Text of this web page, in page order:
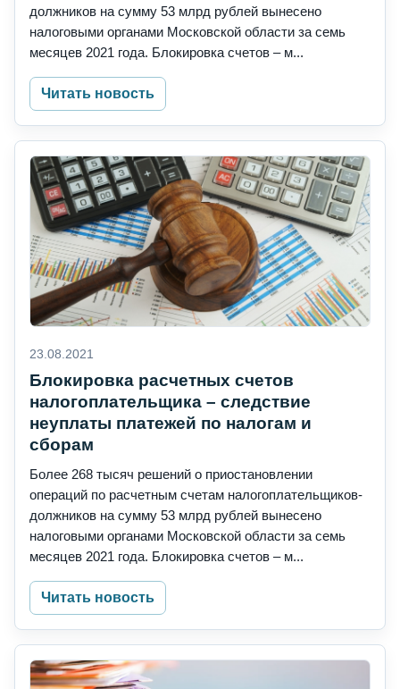
должников на сумму 53 млрд рублей вынесено
налоговыми органами Московской области за семь
месяцев 2021 года. Блокировка счетов – м...
Читать новость
23.08.2021
Блокировка расчетных счетов
налогоплательщика – следствие
неуплаты платежей по налогам и
сборам
Более 268 тысяч решений о приостановлении
операций по расчетным счетам налогоплательщиков-
должников на сумму 53 млрд рублей вынесено
налоговыми органами Московской области за семь
месяцев 2021 года. Блокировка счетов – м...
Читать новость